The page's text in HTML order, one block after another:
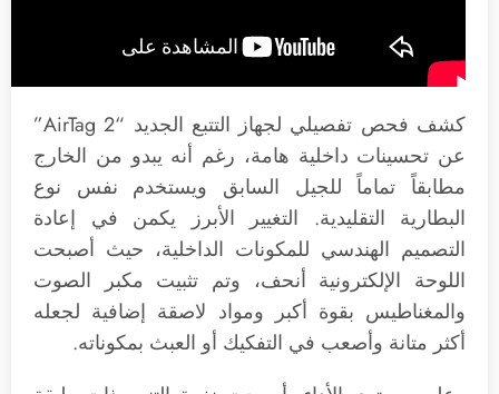
كشف فحص تفصيلي لجهاز التتبع الجديد “AirTag 2”
عن تحسينات داخلية هامة، رغم أنه يبدو من الخارج
مطابقاً تماماً للجيل السابق ويستخدم نفس نوع
البطارية التقليدية. التغيير الأبرز يكمن في إعادة
التصميم الهندسي للمكونات الداخلية، حيث أصبحت
اللوحة الإلكترونية أنحف، وتم تثبيت مكبر الصوت
والمغناطيس بقوة أكبر ومواد لاصقة إضافية لجعله
أكثر متانة وأصعب في التفكيك أو العبث بمكوناته.